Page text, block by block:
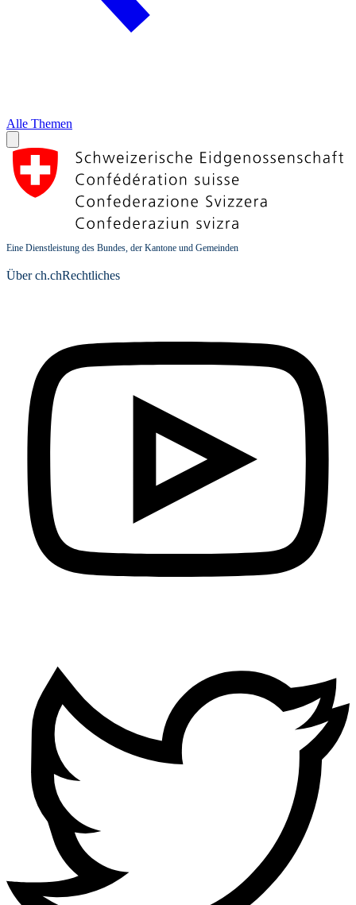
Alle Themen
Eine Dienstleistung des Bundes, der Kantone und Gemeinden
Über ch.chRechtliches